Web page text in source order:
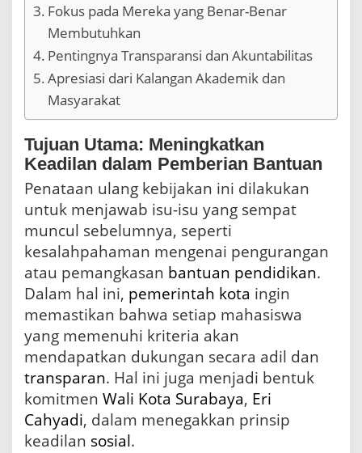
k
s
P
d
d
i
k
a
n
y
a
n
g
L
b
h
e
l
a
s
Fokus pada Mereka yang Benar-Benar
Membutuhkan
Pentingnya Transparansi dan Akuntabilitas
Apresiasi dari Kalangan Akademik dan
Masyarakat
Tujuan Utama: Meningkatkan
Keadilan dalam Pemberian Bantuan
Penataan ulang kebijakan ini dilakukan
untuk menjawab isu-isu yang sempat
muncul sebelumnya, seperti
kesalahpahaman mengenai pengurangan
atau pemangkasan bantuan pendidikan.
Dalam hal ini, pemerintah kota ingin
memastikan bahwa setiap mahasiswa
yang memenuhi kriteria akan
mendapatkan dukungan secara adil dan
transparan. Hal ini juga menjadi bentuk
komitmen Wali Kota Surabaya, Eri
Cahyadi, dalam menegakkan prinsip
keadilan sosial.